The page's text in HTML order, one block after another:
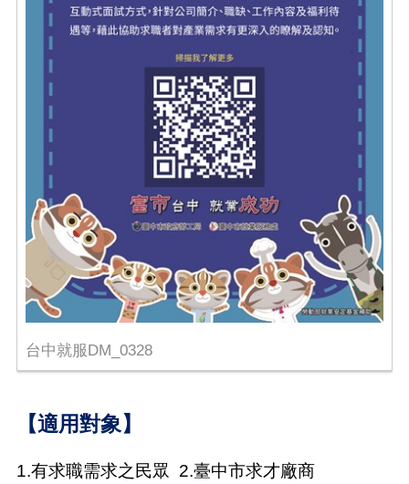
台中就服DM_0328
【適用對象】
1.有求職需求之民眾 2.臺中市求才廠商